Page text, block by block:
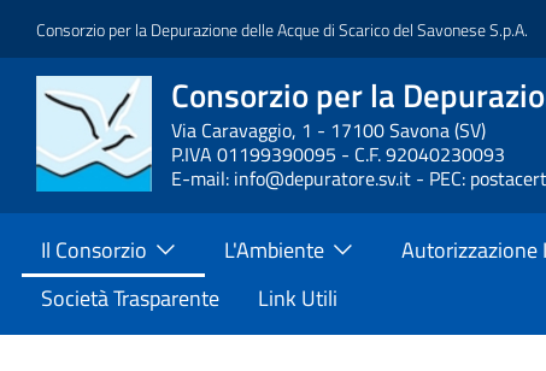
Salta
contenuto
principale
Consorzio per la Depurazione delle Acque di Scarico del Savonese S.p.A.
Block
block-
brandingdelsito
Consorzio per la
Via Caravaggio, 1 - 17100 Savona (SV)
P.IVA 01199390095 - C.F. 92040230093
E-mail: info@depuratore.sv.it - PEC:
Main
Menu
Il Consorzio L'Ambiente Autorizzazione
Società Trasparente
Link Utili